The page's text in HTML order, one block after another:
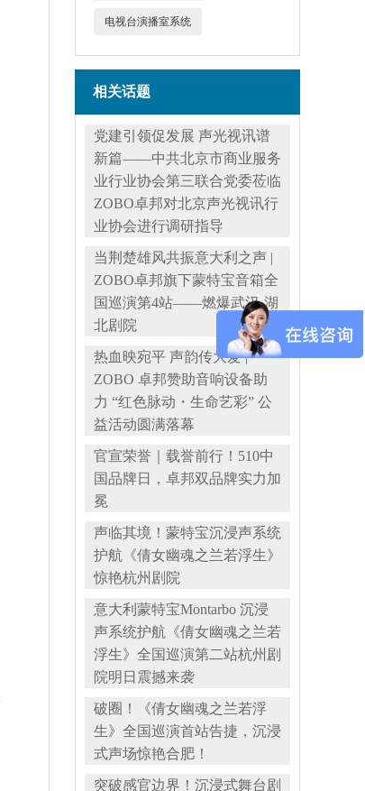
电视台演播室系统
相关话题
党建引领促发展 声光视讯谱
新篇——中共北京市商业服务
业行业协会第三联合党委莅临
ZOBO卓邦对北京声光视讯行
业协会进行调研指导
当荆楚雄风共振意大利之声 |
ZOBO卓邦旗下蒙特宝音箱全
国巡演第4站——燃爆武汉·湖
北剧院
热血映宛平 声韵传大爱 |
ZOBO 卓邦赞助音响设备助
力 “红色脉动・生命艺彩” 公
益活动圆满落幕
官宣荣誉｜载誉前行！510中
国品牌日，卓邦双品牌实力加
冕
声临其境！蒙特宝沉浸声系统
护航《倩女幽魂之兰若浮生》
惊艳杭州剧院
意大利蒙特宝Montarbo 沉浸
声系统护航《倩女幽魂之兰若
浮生》全国巡演第二站杭州剧
院明日震撼来袭
破圈！《倩女幽魂之兰若浮
生》全国巡演首站告捷，沉浸
式声场惊艳合肥！
突破感官边界！沉浸式舞台剧